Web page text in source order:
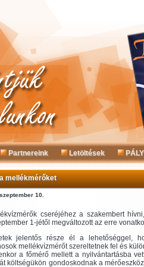
Partnereink Letöltések
mellékmérőket
10.
cseréjéhez a szakembert
1-jétől megváltozott az erre
jelentős része él a lehetőséggel,
mellékvízmérőt szereltetnek fel és
a főmérő mellett a nyilvántartásba
költségükön gondoskodnak a